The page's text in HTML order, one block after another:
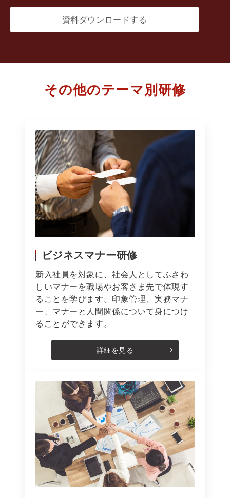
資料ダウンロードする
その他のテーマ別研修
ビジネスマナー研修
新入社員を対象に、社会人としてふさわ
しいマナーを職場やお客さま先で体現す
ることを学びます。印象管理、実務マナ
ー、マナーと人間関係について身につけ
ることができます。
詳細を見る